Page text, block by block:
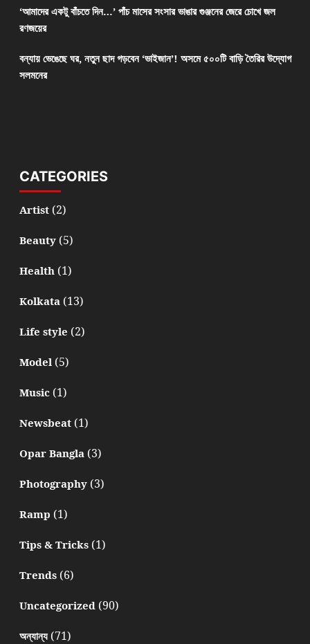
‘আমাদের একটু বাঁচতে দিন…’ পাঁচ মাসের সংসার ভাঙার গুঞ্জনের জেরে চোখে জল
রণজয়ের
বন্যায় ভেঙেছে ঘর, নতুন ছাদ গড়বেন ‘ভাইজান’! অসমে ৫০০টি বাড়ি তৈরির উদ্যোগ
সলমনের
CATEGORIES
Artist(2)
Beauty(5)
Health(1)
Kolkata(13)
Life style (2)
Model(5)
Music(1)
Newsbeat(1)
Opar Bangla(3)
Photography(3)
Ramp (1)
Tips & Tricks(1)
Trends(6)
Uncategorized(90)
অন্যান্য(71)